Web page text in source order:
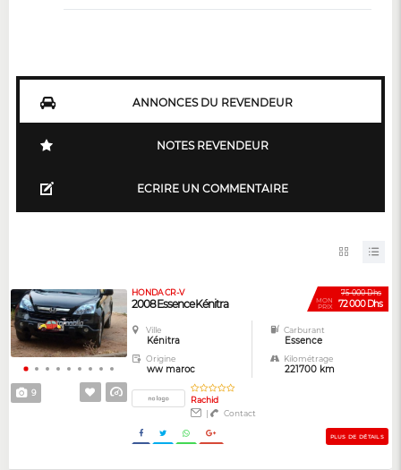
ANNONCES DU REVENDEUR
NOTES REVENDEUR
ECRIRE UN COMMENTAIRE
9
75 000 Dhs
MON
PRIX 72 000 Dhs
HONDA CR-V
2008 Essence Kénitra
Ville
Kénitra
Carburant
Essence
Origine
ww maroc
Kilométrage
221700 km
Rachid
|
Contact
PLUS DE DÉTAILS